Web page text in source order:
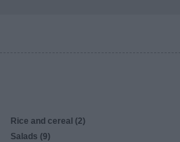
Rice and cereal (2)
Salads (9)